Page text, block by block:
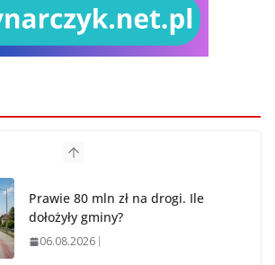
Prawie 80 mln zł na drogi. Ile
dołożyły gminy?
06.08.2026